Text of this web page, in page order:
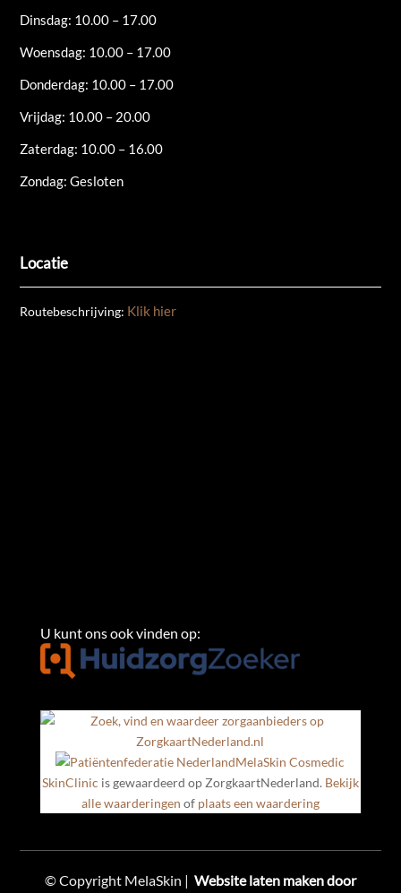
Dinsdag: 10.00 – 17.00
Woensdag: 10.00 – 17.00
Donderdag: 10.00 – 17.00
Vrijdag: 10.00 – 20.00
Zaterdag: 10.00 – 16.00
Zondag: Gesloten
Locatie
Routebeschrijving: Klik hier
U kunt ons ook vinden op:
MelaSkin Cosmedic
SkinClinic is gewaardeerd op ZorgkaartNederland. Bekijk
alle waarderingen of plaats een waardering
© Copyright MelaSkin | Website laten maken door